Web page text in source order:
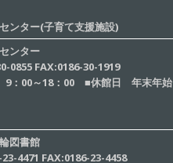
ンター(子育て支援施設)
ンター
0855 FAX:0186-30-1919
：00～18：00 ■休館日 年末年始
図書館
4471 FAX:0186-23-4458